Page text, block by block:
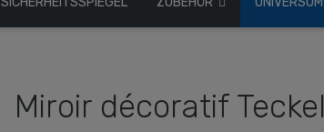
Miroir décoratif Teckel